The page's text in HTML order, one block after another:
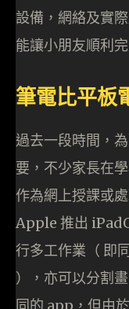
設備，網絡及實
能讓小朋友順利
筆電比平板
過去一段時間，
要，不少家長在
作為網上授課或
Apple 推出
行多工作業（ 即
），亦可以分割
同的 app，但由